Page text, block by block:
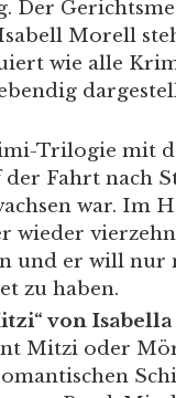
Der
Morell
wie alle
Trilogie mit
Fahrt nach
war. Im
wieder vierzehn
und er will nur
zu haben.
von
Mitzi oder